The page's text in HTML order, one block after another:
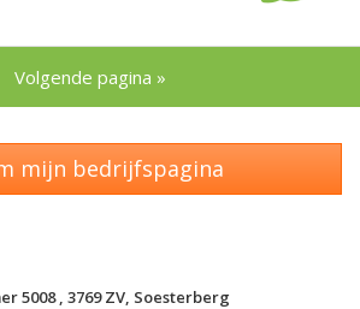
Volgende pagina »
mijn bedrijfspagina
5008, 3769 ZV, Soesterberg